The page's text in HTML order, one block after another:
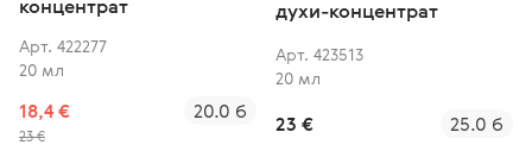
концентрат
Арт. 422277
20 мл
18,4 €
23 €
20.0 б
духи-концентрат
Арт. 423513
20 мл
23 € 25.0 б